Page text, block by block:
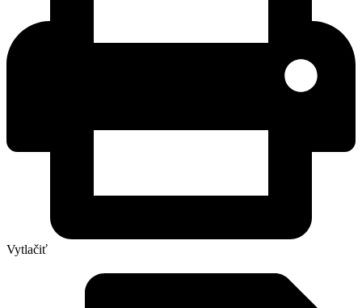
Vytlačiť